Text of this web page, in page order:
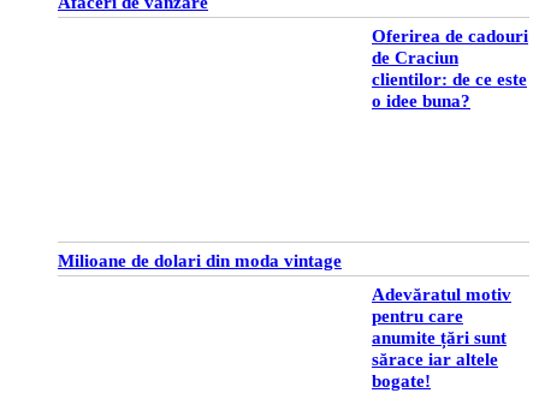
Oferirea de cadouri
de Craciun
clientilor: de ce este
o idee buna?
Milioane de dolari din moda vintage
Adevăratul motiv
pentru care
anumite țări sunt
sărace iar altele
bogate!